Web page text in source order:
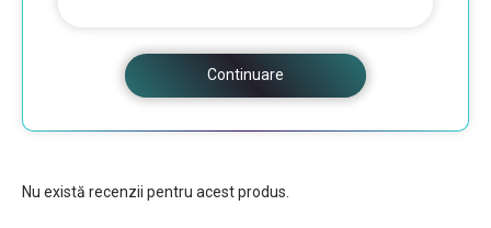
Continuare
Nu există recenzii pentru acest produs.